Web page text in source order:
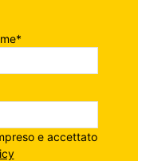
e accettato